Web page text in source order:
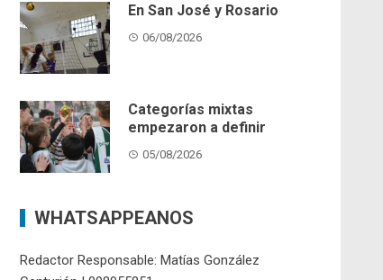
En San José y Rosario
06/08/2026
Categorías mixtas
empezaron a definir
05/08/2026
WHATSAPPEANOS
Redactor Responsable: Matías González